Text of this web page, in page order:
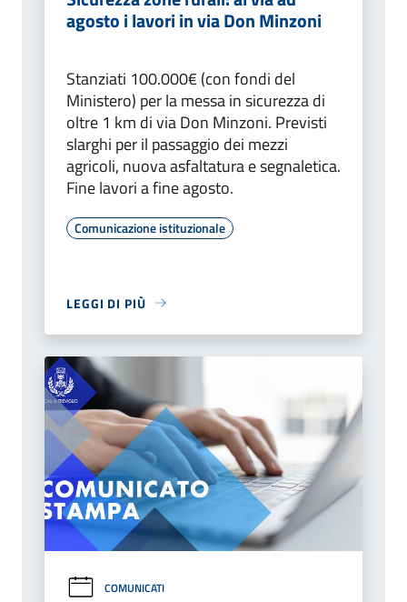
agosto i lavori in via Don Minzoni
Stanziati 100.000€ (con fondi del
Ministero) per la messa in sicurezza di
oltre 1 km di via Don Minzoni. Previsti
slarghi per il passaggio dei mezzi
agricoli, nuova asfaltatura e segnaletica.
Fine lavori a fine agosto.
Comunicazione istituzionale
LEGGI DI PIÙ
COMUNICATI